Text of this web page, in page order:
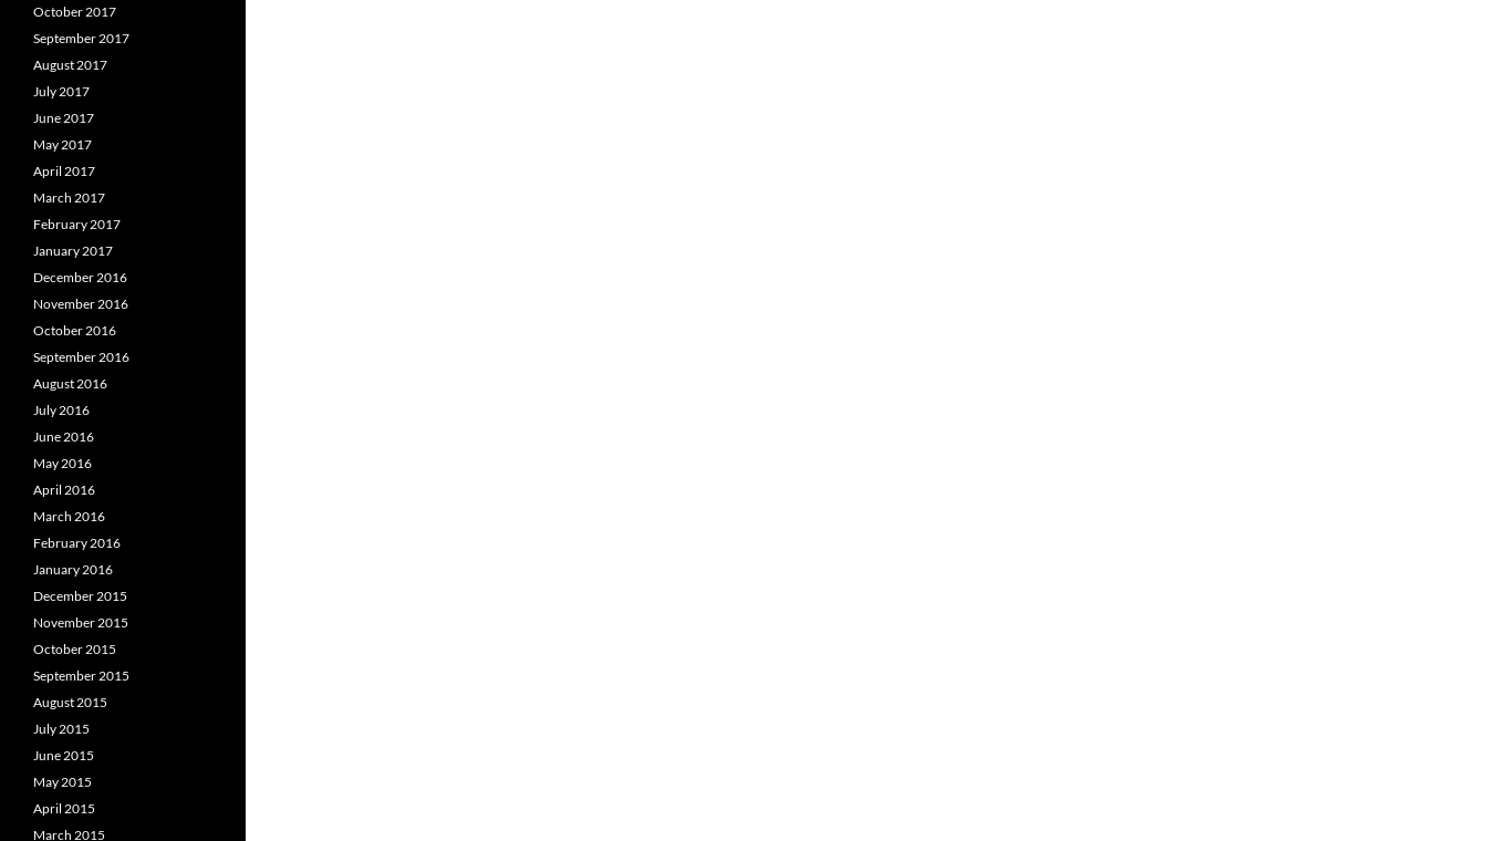
October 2017
September 2017
August 2017
July 2017
June 2017
May 2017
April 2017
March 2017
February 2017
January 2017
December 2016
November 2016
October 2016
September 2016
August 2016
July 2016
June 2016
May 2016
April 2016
March 2016
February 2016
January 2016
December 2015
November 2015
October 2015
September 2015
August 2015
July 2015
June 2015
May 2015
April 2015
March 2015